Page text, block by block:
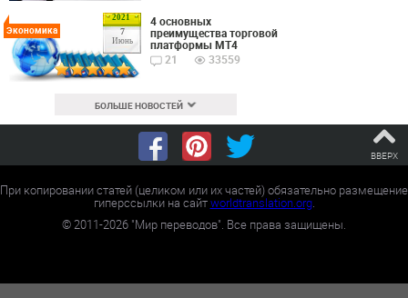
2021
7
Июнь
Экономика
4 основных
преимущества торговой
платформы MT4
21
33559
БОЛЬШЕ НОВОСТЕЙ
ВВЕРХ
При копировании статей (целиком или их частей) обязательно размещение
гиперссылки на сайтworldtranslation.org.
©2011-2026 "Мир переводов". Все права защищены.